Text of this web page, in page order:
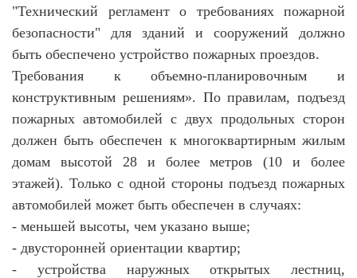
"Технический регламент о требованиях пожарной
безопасности" для зданий и сооружений должно
быть обеспечено устройство пожарных проездов.
Требования к объемно-планировочным и
конструктивным решениям». По правилам, подъезд
пожарных автомобилей с двух продольных сторон
должен быть обеспечен к многоквартирным жилым
домам высотой 28 и более метров (10 и более
этажей). Только с одной стороны подъезд пожарных
автомобилей может быть обеспечен в случаях:
- меньшей высоты, чем указано выше;
- двусторонней ориентации квартир;
- устройства наружных открытых лестниц,